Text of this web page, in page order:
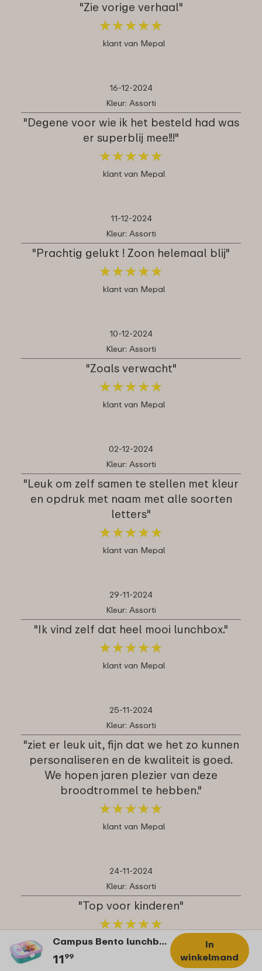
Campus Bento lunchbox met vorkje - PAW Patrol Girls
1199
In
winkelmand
"Zie vorige verhaal"
★★★★★
★★★★★
klant van Mepal
16-12-2024
Kleur: Assorti
"Degene voor wie ik het besteld had was
er superblij mee!!!"
★★★★★
★★★★★
klant van Mepal
11-12-2024
Kleur: Assorti
"Prachtig gelukt ! Zoon helemaal blij"
★★★★★
★★★★★
klant van Mepal
10-12-2024
Kleur: Assorti
"Zoals verwacht"
★★★★★
★★★★★
klant van Mepal
02-12-2024
Kleur: Assorti
"Leuk om zelf samen te stellen met kleur
en opdruk met naam met alle soorten
letters"
★★★★★
★★★★★
klant van Mepal
29-11-2024
Kleur: Assorti
"Ik vind zelf dat heel mooi lunchbox."
★★★★★
★★★★★
klant van Mepal
25-11-2024
Kleur: Assorti
"ziet er leuk uit, fijn dat we het zo kunnen
personaliseren en de kwaliteit is goed.
We hopen jaren plezier van deze
broodtrommel te hebben."
★★★★★
★★★★★
klant van Mepal
24-11-2024
Kleur: Assorti
"Top voor kinderen"
★★★★★
★★★★★
klant van Mepal